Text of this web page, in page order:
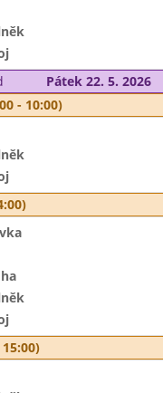
Pátek 22. 5. 2026
- 10:00)